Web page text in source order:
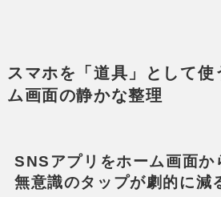
スマホを「道具」として使
ム画面の静かな整理
SNSアプリをホーム画面か
無意識のタップが劇的に減